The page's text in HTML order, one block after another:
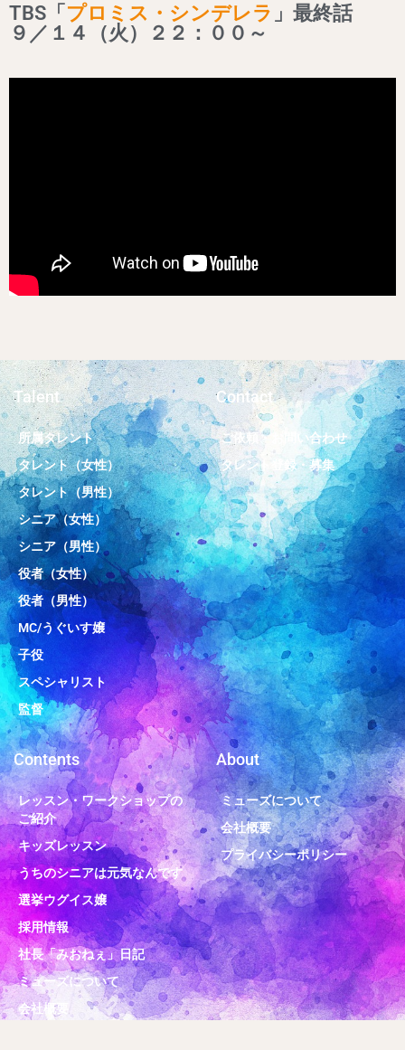
TBS「 プロミス・シンデレラ 」最終話
９／１４（火）２２：００～
Talent
所属タレント
タレント（女性）
タレント（男性）
シニア（女性）
シニア（男性）
役者（女性）
役者（男性）
MC/うぐいす嬢
子役
スペシャリスト
監督
Contact
ご依頼・お問い合わせ
タレント登録・募集
Contents
レッスン・ワークショップの
ご紹介
キッズレッスン
うちのシニアは元気なんです
選挙ウグイス嬢
採用情報
社長「みおねぇ」日記
ミューズについて
会社概要
About
ミューズについて
会社概要
プライバシーポリシー